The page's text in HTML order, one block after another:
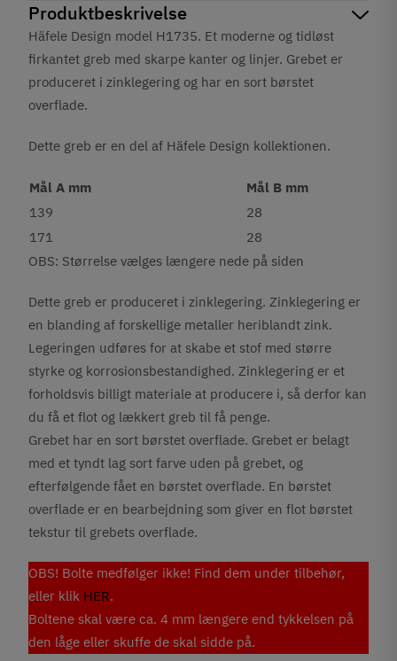
Produktbeskrivelse
Häfele Design model H1735. Et moderne og tidløst
firkantet greb med skarpe kanter og linjer. Grebet er
produceret i zinklegering og har en sort børstet
overflade.
Dette greb er en del af Häfele Design kollektionen.
Mål A mm
Mål B mm
139
28
171
28
OBS: Størrelse vælges længere nede på siden
Dette greb er produceret i zinklegering. Zinklegering er
en blanding af forskellige metaller heriblandt zink.
Legeringen udføres for at skabe et stof med større
styrke og korrosionsbestandighed. Zinklegering er et
forholdsvis billigt materiale at producere i, så derfor kan
du få et flot og lækkert greb til få penge.
Grebet har en sort børstet overflade. Grebet er belagt
med et tyndt lag sort farve uden på grebet, og
efterfølgende fået en børstet overflade. En børstet
overflade er en bearbejdning som giver en flot børstet
tekstur til grebets overflade.
OBS! Bolte medfølger ikke! Find dem under tilbehør,
eller klik HER.
Boltene skal være ca. 4 mm længere end tykkelsen på
den låge eller skuffe de skal sidde på.